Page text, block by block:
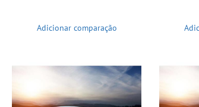
Adicionar comparação